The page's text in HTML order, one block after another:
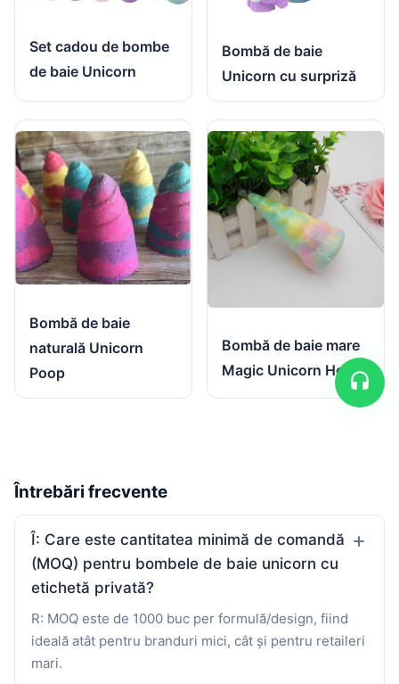
Set cadou de bombe
de baie Unicorn
Bombă de baie
Unicorn cu surpriză
Bombă de baie
naturală Unicorn
Poop
Bombă de baie mare
Magic Unicorn Horn
Întrebări frecvente
Î: Care este cantitatea minimă de comandă
(MOQ) pentru bombele de baie unicorn cu
etichetă privată?
R: MOQ este de 1000 buc per formulă/design, fiind
ideală atât pentru branduri mici, cât și pentru retaileri
mari.